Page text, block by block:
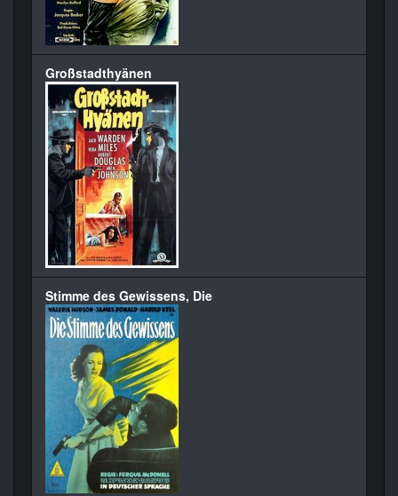
Großstadthyänen
Stimme des Gewissens, Die